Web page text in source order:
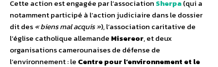
Cette action est engagée par l’association Sherpa(qui a
notamment participé à l’action judiciaire dans le dossier
dit des« biens mal acquis »), l’association caritative de
l’église catholique allemande Misereor, et deux
organisations camerounaises de défense de
l’environnement : le Centre pour l’environnement et le